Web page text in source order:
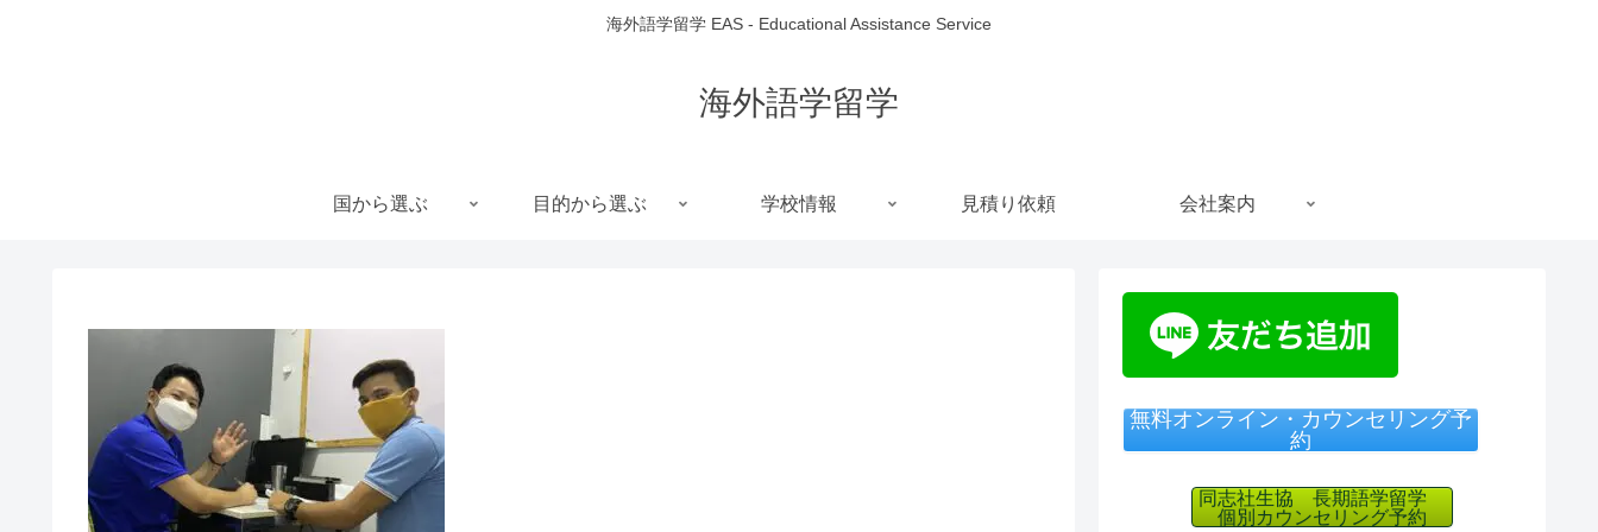
海外語学留学 EAS - Educational Assistance Service
海外語学留学
国から選ぶ 目的から選ぶ 学校情報 見積り依頼 会社案内
無料オンライン・カウンセリング予
約
同志社生協 長期語学留学
個別カウンセリング予約